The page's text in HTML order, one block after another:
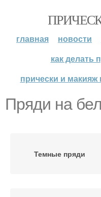
главная новости
как делать
прически и макияж
Пряди на
Темные пряди